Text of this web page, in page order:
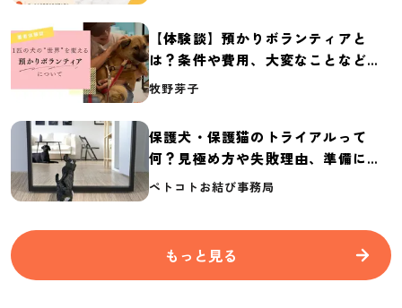
【体験談】預かりボランティアと
は？条件や費用、大変なことなど紹
介
牧野芽子
保護犬・保護猫のトライアルって
何？見極め方や失敗理由、準備に必
要なものを紹介
ペトコトお結び事務局
もっと見る